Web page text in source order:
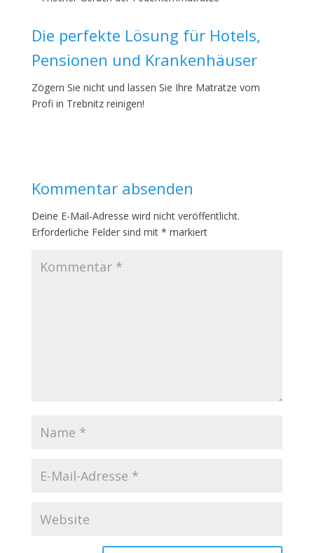
Die perfekte Lösung für Hotels,
Pensionen und Krankenhäuser
Zögern Sie nicht und lassen Sie Ihre Matratze vom
Profi in Trebnitz reinigen!
Kommentar absenden
Deine E-Mail-Adresse wird nicht veröffentlicht.
Erforderliche Felder sind mit * markiert